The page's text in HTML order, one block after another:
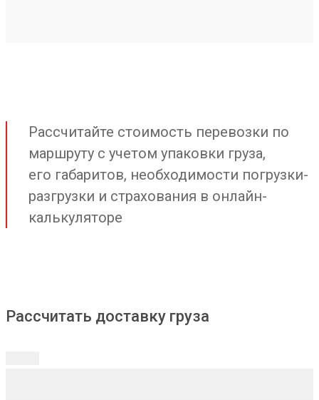
Рассчитайте стоимость перевозки по
маршруту с учетом упаковки груза,
его габаритов, необходимости погрузки-
разгрузки и страхования в онлайн-
калькуляторе
Рассчитать доставку груза